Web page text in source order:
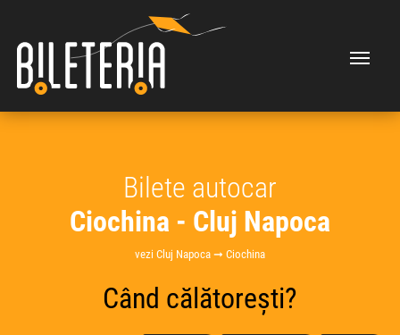
Bilete autocar
Ciochina - Cluj Napoca
vezi Cluj Napoca ➞ Ciochina
Când călătorești?